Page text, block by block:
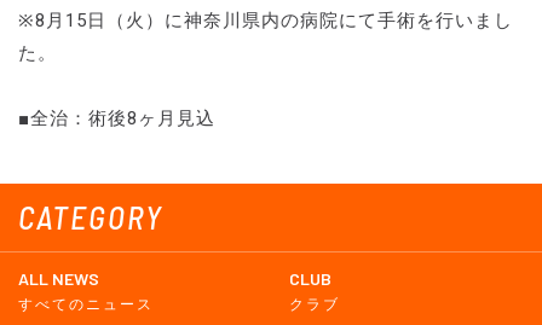
CATEGORY
ALL NEWS
すべてのニュース
CLUB
クラブ
※8月15日（火）に神奈川県内の病院にて手術を行いまし
た。
■全治：術後8ヶ月見込